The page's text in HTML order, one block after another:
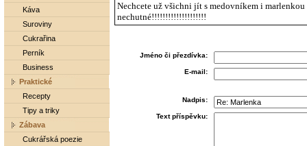
Káva
Suroviny
Cukrařina
Perník
Business
Praktické
Recepty
Tipy a triky
Zábava
Cukrářská poezie
Nechcete už všichni jít s medovníkem i
nechutné!!!!!!!!!!!!!!!!!!!!
Jméno či přezdívka:
E-mail:
Nadpis:
Text příspěvku: